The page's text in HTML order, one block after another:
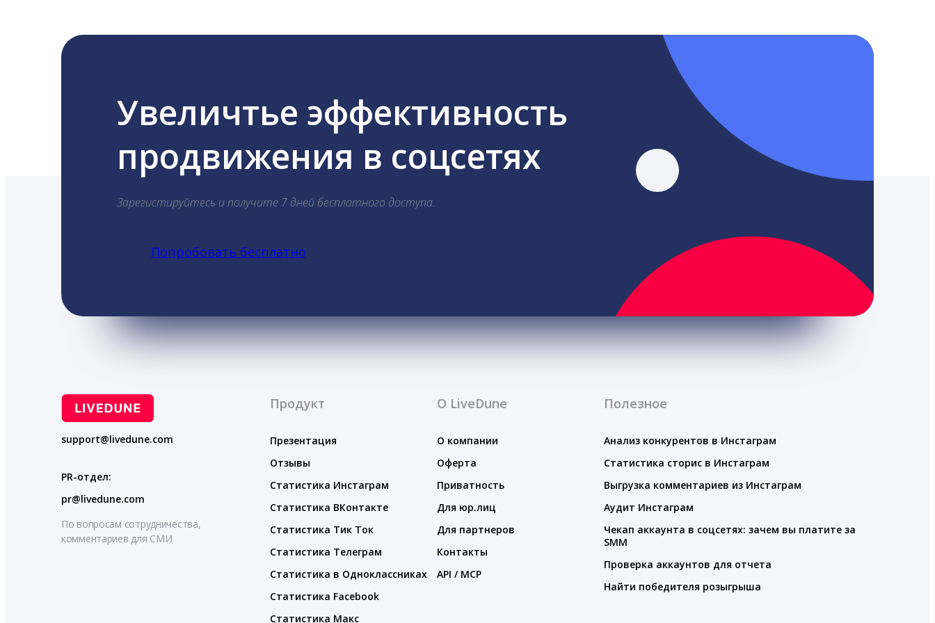
Увеличтье эффективность
продвижения в соцсетях
Зарегистируйтесь и получите 7 дней бесплатного доступа.
Попробовать бесплатно
support@livedune.com
PR-отдел:
pr@livedune.com
По вопросам сотрудничества,
комментариев для СМИ
Продукт
Презентация
Отзывы
Статистика Инстаграм
Статистика ВКонтакте
Статистика Тик Ток
Статистика Телеграм
Статистика в Одноклассниках
Статистика Facebook
Статистика Макс
О LiveDune
О компании
Оферта
Приватность
Для юр.лиц
Для партнеров
Контакты
API / MCP
Полезное
Анализ конкурентов в Инстаграм
Статистика сторис в Инстаграм
Выгрузка комментариев из Инстаграм
Аудит Инстаграм
Чекап аккаунта в соцсетях: зачем вы платите за
SMM
Проверка аккаунтов для отчета
Найти победителя розыгрыша